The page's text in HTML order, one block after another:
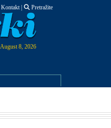
Kontakt| Pretražite
August 8, 2026